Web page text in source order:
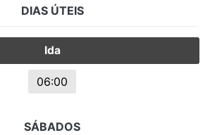
DIAS ÚTEIS
Ida
06:00
SÁBADOS